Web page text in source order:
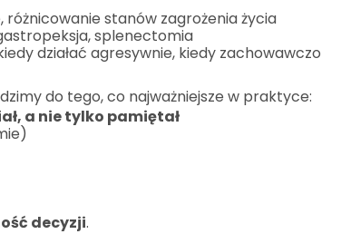
różnicowanie stanów zagrożenia życia
splenectomia
działać agresywnie, kiedy zachowawczo
do tego, co najważniejsze w praktyce:
a nie tylko pamiętał
decyzji.